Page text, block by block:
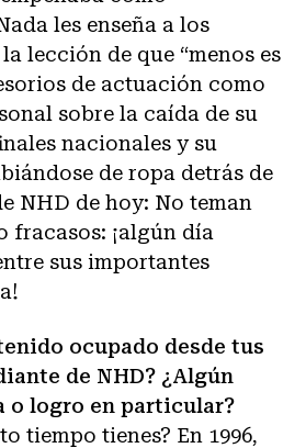
les enseña a los
lección de que “menos es
de actuación como
sobre la caída de su
nacionales y su
de ropa detrás de
NHD de hoy: No teman
fracasos: ¡algún día
sus importantes
ocupado desde tus
de NHD? ¿Algún
o logro en particular?
tiempo tienes? En 1996,